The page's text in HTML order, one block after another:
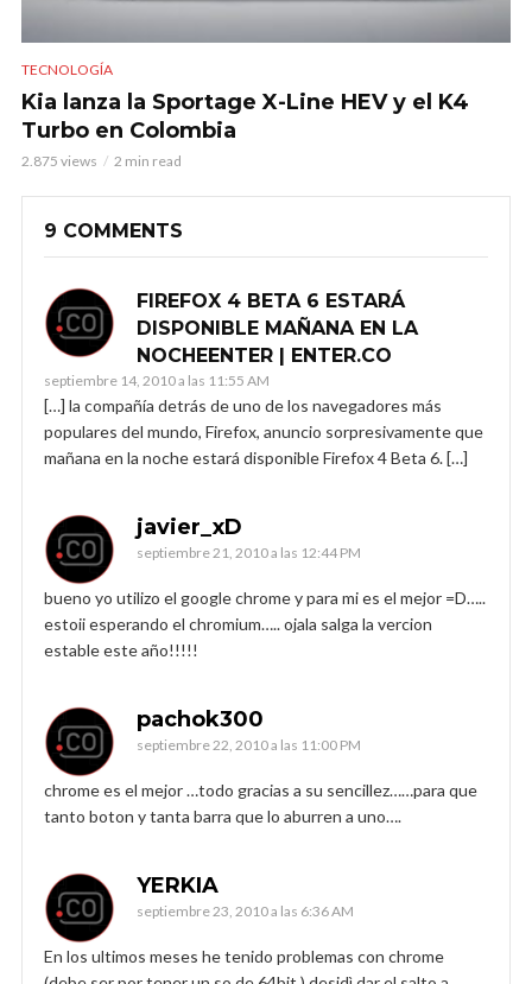
TECNOLOGÍA
Kia lanza la Sportage X-Line HEV y el K4
Turbo en Colombia
2.875 views 2 min read
9 COMMENTS
FIREFOX 4 BETA 6 ESTARÁ
DISPONIBLE MAÑANA EN LA
NOCHEENTER | ENTER.CO
septiembre 14, 2010 a las 11:55 AM
[…] la compañía detrás de uno de los navegadores más
populares del mundo, Firefox, anuncio sorpresivamente que
mañana en la noche estará disponible Firefox 4 Beta 6. […]
javier_xD
septiembre 21, 2010 a las 12:44 PM
bueno yo utilizo el google chrome y para mi es el mejor =D…..
estoii esperando el chromium….. ojala salga la vercion
estable este año!!!!!
pachok300
septiembre 22, 2010 a las 11:00 PM
chrome es el mejor …todo gracias a su sencillez……para que
tanto boton y tanta barra que lo aburren a uno….
YERKIA
septiembre 23, 2010 a las 6:36 AM
En los ultimos meses he tenido problemas con chrome